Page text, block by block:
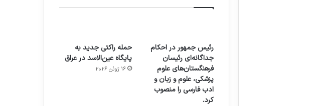
رئیس جمهور در احکام
جداگانه‌ای رئیسان
فرهنگستان‌های علوم
پزشکی، علوم و زبان و
ادب فارسی را منصوب
کرد.
حمله راکتی جدید به
پایگاه عین‌الاسد در عراق
16 ژوئن 2026